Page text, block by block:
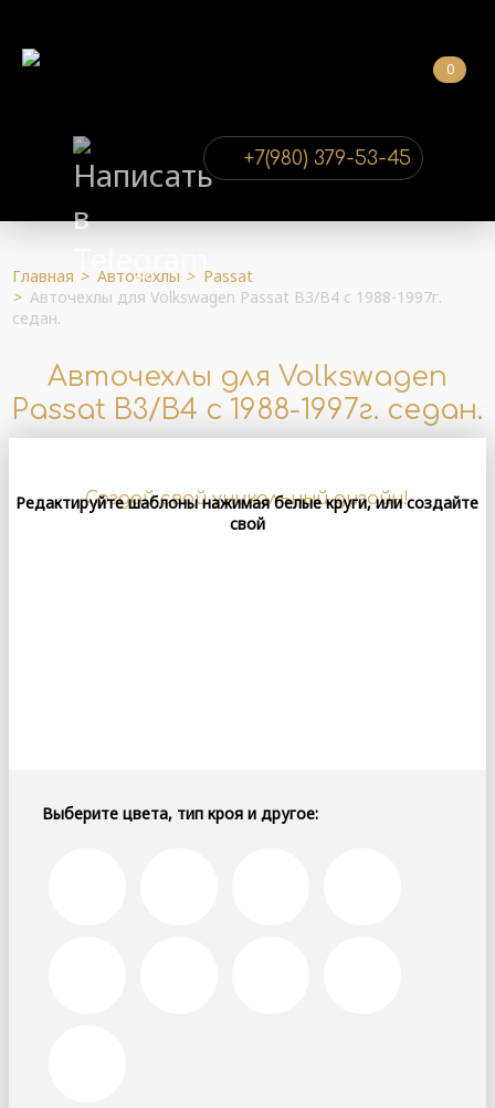
0
+7(980) 379-53-45
Главная > Авточехлы > Passat
> Авточехлы для Volkswagen Passat B3/B4 с 1988-1997г.
седан.
Авточехлы для Volkswagen
Passat B3/B4 с 1988-1997г. седан.
Создай свой уникальный дизайн!
Редактируйте шаблоны нажимая белые круги, или создайте
свой
Выберите цвета, тип кроя и другое: